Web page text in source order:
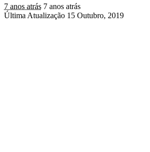
7 anos atrás 7 anos atrás
Última Atualização 15 Outubro, 2019